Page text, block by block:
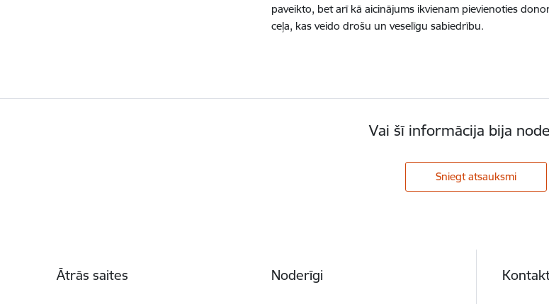
paveikto, bet arī kā aicinājums ikvienam pievienoties
ceļa, kas veido drošu un veselīgu sabiedrību.
Vai šī informācija bija
Sniegt atsauksmi
Ātrās saites Noderīgi